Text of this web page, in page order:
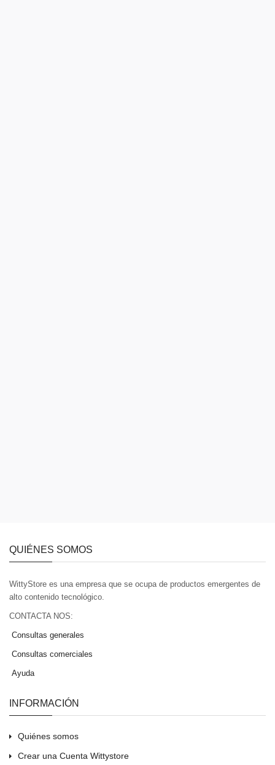
QUIÉNES SOMOS
WittyStore es una empresa que se ocupa de productos emergentes de
alto contenido tecnológico.
CONTACTA NOS:
Consultas generales
Consultas comerciales
Ayuda
INFORMACIÓN
Quiénes somos
Crear una Cuenta Wittystore